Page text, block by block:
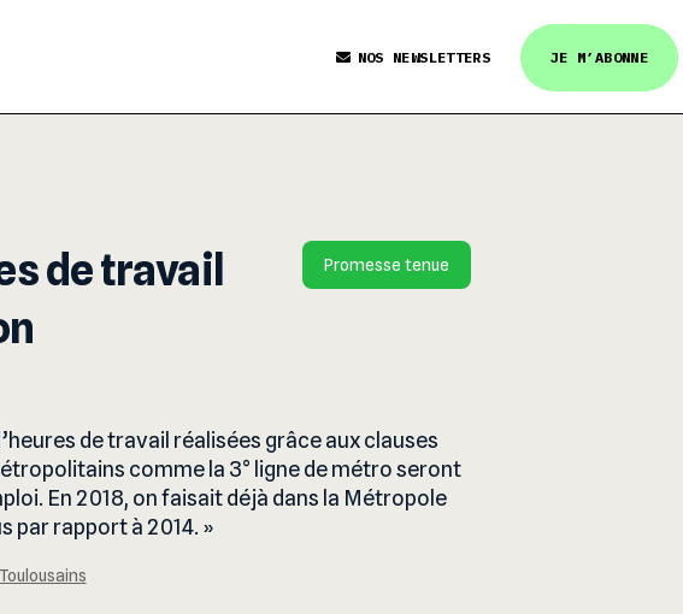
NOS NEWSLETTERS JE M’ABONNE
de travail
Promesse tenue
de travail réalisées grâce aux clauses
comme la 3° ligne de métro seront
En 2018, on faisait déjà dans la Métropole
par rapport à 2014.